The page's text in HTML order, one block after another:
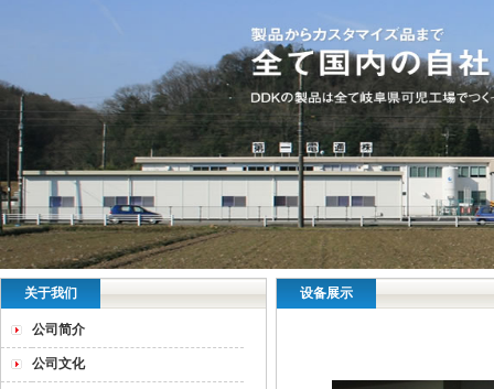
关于我们
公司简介
公司文化
设备展示